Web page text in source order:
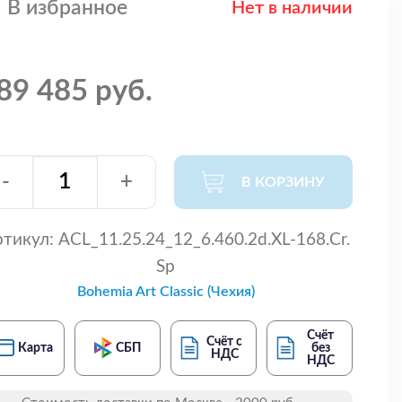
В избранное Нет в наличии
485 руб.
- + В КОРЗИНУ
ACL_11.25.24_12_6.460.2d.XL-168.Cr.
Sp
Bohemia Art Classic (Чехия)
Карта СБП
Счёт с
НДС
Счёт
без
НДС